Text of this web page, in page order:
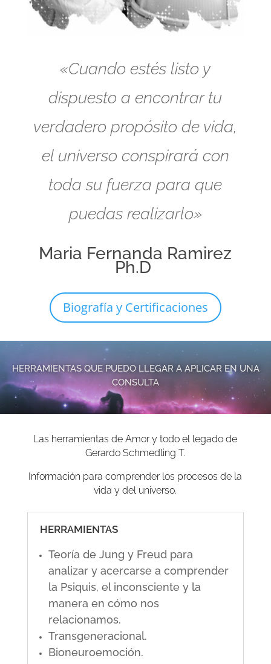
«Cuando estés listo y
dispuesto a encontrar tu
verdadero propósito de vida,
el universo conspirará con
toda su fuerza para que
puedas realizarlo»
Maria Fernanda Ramirez
Ph.D
Biografía y Certificaciones
HERRAMIENTAS QUE PUEDO LLEGAR A APLICAR EN UNA
CONSULTA
Las herramientas de Amor y todo el legado de
Gerardo Schmedling T.
Información para comprender los procesos de la
vida y del universo.
HERRAMIENTAS
Teoría de Jung y Freud para
analizar y acercarse a comprender
la Psiquis, el inconsciente y la
manera en cómo nos
relacionamos.
Transgeneracional.
Bioneuroemoción.